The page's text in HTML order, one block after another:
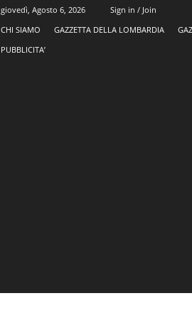
giovedì, Agosto 6, 2026
Sign in / Join
CHI SIAMO
GAZZETTA DELLA LOMBARDIA
PUBBLICITA’